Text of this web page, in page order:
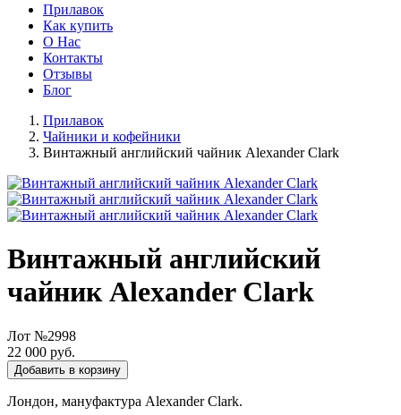
Прилавок
Как купить
О Нас
Контакты
Отзывы
Блог
Прилавок
Чайники и кофейники
Винтажный английский чайник Alexander Clark
Винтажный английский
чайник Alexander Clark
Лот №2998
22 000 руб.
Добавить в корзину
Лондон, мануфактура Alexander Clark.